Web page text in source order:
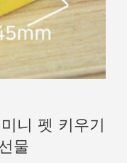
니 펫 키우기
물